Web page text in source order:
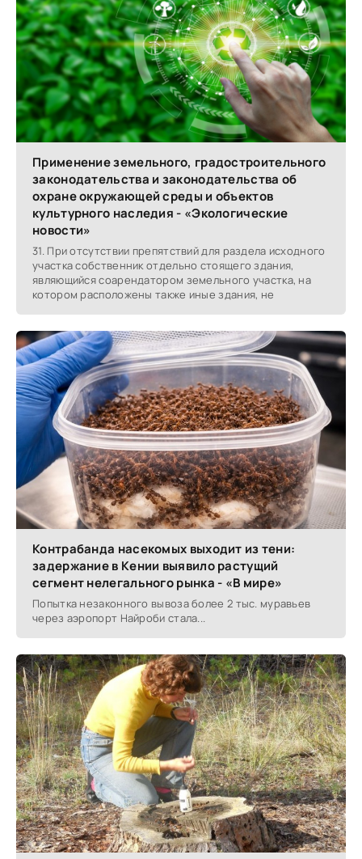
Применение земельного, градостроительного
законодательства и законодательства об
охране окружающей среды и объектов
культурного наследия - «Экологические
новости»
31. При отсутствии препятствий для раздела исходного
участка собственник отдельно стоящего здания,
являющийся соарендатором земельного участка, на
котором расположены также иные здания, не
Контрабанда насекомых выходит из тени:
задержание в Кении выявило растущий
сегмент нелегального рынка - «В мире»
Попытка незаконного вывоза более 2 тыс. муравьев
через аэропорт Найроби стала...